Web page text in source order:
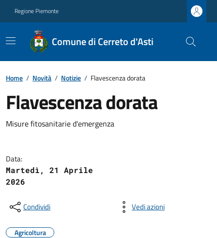
Regione Piemonte
Comune di Cerreto d'Asti
Home / Novità / Notizie / Flavescenza dorata
Flavescenza dorata
Misure fitosanitarie d'emergenza
Data:
Martedì, 21 Aprile
2026
Condividi Vedi azioni
Agricoltura